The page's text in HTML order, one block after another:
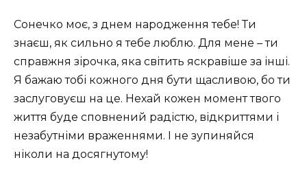
Сонечко моє, з днем народження тебе! Ти
знаєш, як сильно я тебе люблю. Для мене – ти
справжня зірочка, яка світить яскравіше за інші.
Я бажаю тобі кожного дня бути щасливою, бо ти
заслуговуєш на це. Нехай кожен момент твого
життя буде сповнений радістю, відкриттями і
незабутніми враженнями. І не зупиняйся
ніколи на досягнутому!